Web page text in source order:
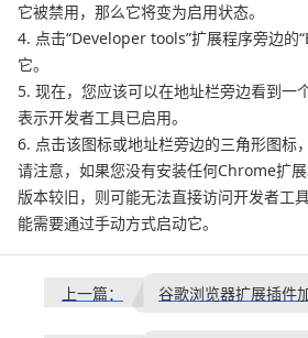
它被禁用，那么它将变为启用状态。
4. 点击“Developer tools”扩展程序旁边的
它。
5. 现在，您应该可以在地址栏旁边看到一
表示开发者工具已启用。
6. 点击该图标或地址栏旁边的三角形图标
请注意，如果您没有安装任何Chrome扩
版本较旧，则可能无法直接访问开发者工
能需要通过手动方式启动它。
上一篇：